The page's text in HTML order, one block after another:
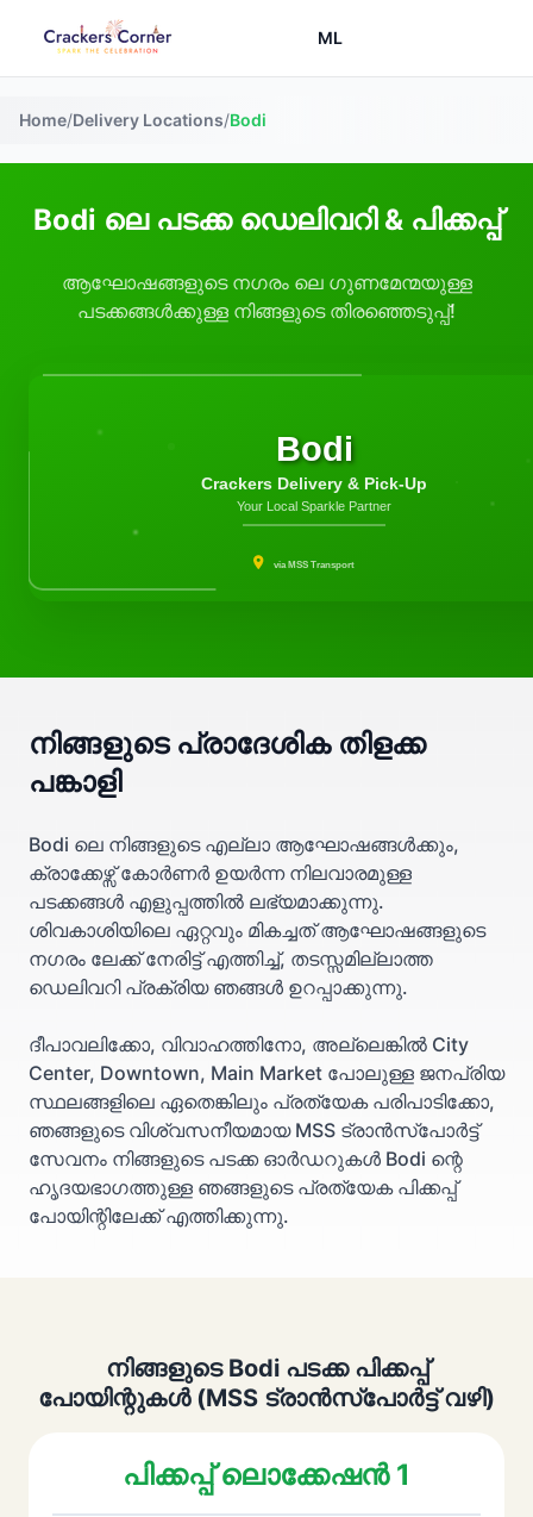
ML
Home/Delivery Locations/Bodi
Bodi ലെ പടക്ക ഡെലിവറി & പിക്കപ്പ്
ആഘോഷങ്ങളുടെ നഗരം ലെ ഗുണമേന്മയുള്ള
പടക്കങ്ങൾക്കുള്ള നിങ്ങളുടെ തിരഞ്ഞെടുപ്പ്!
Bodi
Crackers Delivery & Pick-Up
Your Local Sparkle Partner
via MSS Transport
നിങ്ങളുടെ പ്രാദേശിക തിളക്ക
പങ്കാളി
Bodi ലെ നിങ്ങളുടെ എല്ലാ ആഘോഷങ്ങൾക്കും,
ക്രാക്കേഴ്സ് കോർണർ ഉയർന്ന നിലവാരമുള്ള
പടക്കങ്ങൾ എളുപ്പത്തിൽ ലഭ്യമാക്കുന്നു.
ശിവകാശിയിലെ ഏറ്റവും മികച്ചത് ആഘോഷങ്ങളുടെ
നഗരം ലേക്ക് നേരിട്ട് എത്തിച്ച്, തടസ്സമില്ലാത്ത
ഡെലിവറി പ്രക്രിയ ഞങ്ങൾ ഉറപ്പാക്കുന്നു.
ദീപാവലിക്കോ, വിവാഹത്തിനോ, അല്ലെങ്കിൽ City
Center, Downtown, Main Market പോലുള്ള ജനപ്രിയ
സ്ഥലങ്ങളിലെ ഏതെങ്കിലും പ്രത്യേക പരിപാടിക്കോ,
ഞങ്ങളുടെ വിശ്വസനീയമായ MSS ട്രാൻസ്പോർട്ട്
സേവനം നിങ്ങളുടെ പടക്ക ഓർഡറുകൾ Bodi ന്റെ
ഹൃദയഭാഗത്തുള്ള ഞങ്ങളുടെ പ്രത്യേക പിക്കപ്പ്
പോയിന്റിലേക്ക് എത്തിക്കുന്നു.
നിങ്ങളുടെ Bodi പടക്ക പിക്കപ്പ്
പോയിന്റുകൾ (MSS ട്രാൻസ്പോർട്ട് വഴി)
പിക്കപ്പ് ലൊക്കേഷൻ 1